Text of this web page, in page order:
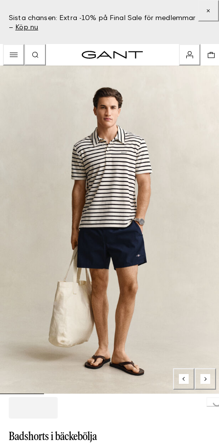
Sista chansen: Extra -10% på Final Sale för medlemmar
– Köp nu
Loading...
Badshorts i bäckebölja